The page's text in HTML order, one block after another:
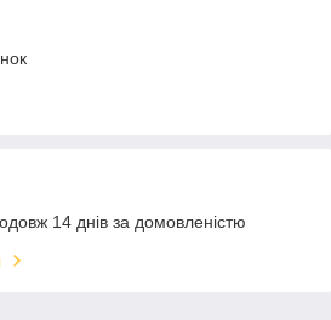
14 днів за домовленістю